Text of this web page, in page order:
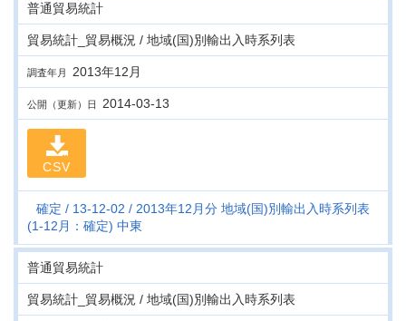
普通貿易統計
貿易統計_貿易概況 / 地域(国)別輸出入時系列表
調査年月 2013年12月
公開（更新）日 2014-03-13
CSV
確定 13-12-02
2013年12月分 地域(国)別輸出入時系列表
(1-12月：確定) 中東
普通貿易統計
貿易統計_貿易概況 / 地域(国)別輸出入時系列表